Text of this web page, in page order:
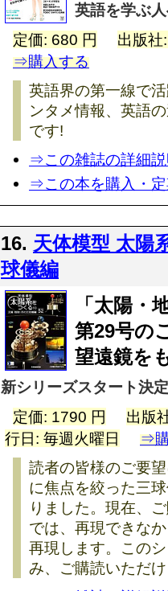
英語を学ぶ
定価: 680 円
出版
⇒購入する
英語界の第一線で
ンタメ情報、英語
です!
⇒この雑誌の詳細
⇒この本を購入・
16. 天体模型 太陽
球儀編
「太陽・
第29号の
望遠鏡を
新シリーズスタート決
定価: 1790 円
出版
行日: 毎週火曜日
⇒
読者の皆様のご要
に焦点を絞った三
りました。現在、
では、再現できな
再現します。この
み、ご購読いただ